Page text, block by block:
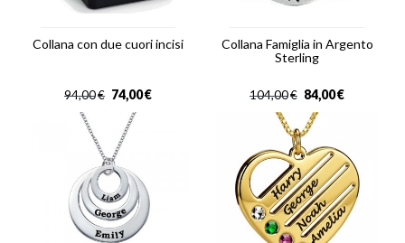
Collana con due cuori incisi
€
94,00 €
74,00
Collana Famiglia in Argento
Sterling
€
104,00 €
84,00